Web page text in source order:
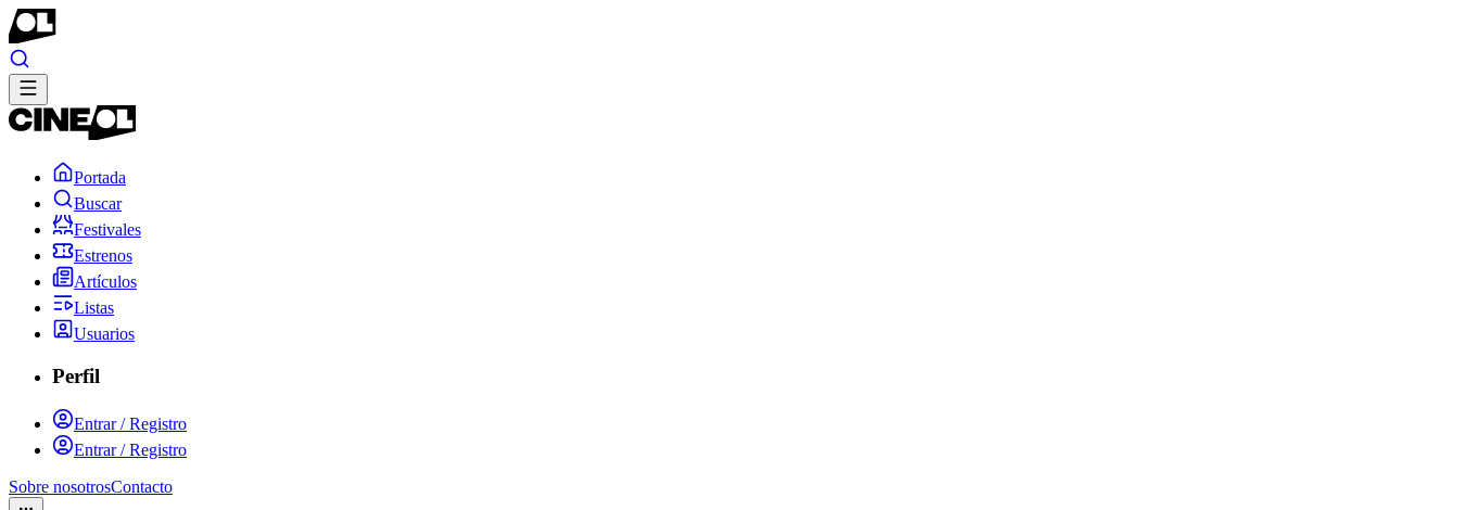
Portada
Buscar
Festivales
Estrenos
Artículos
Listas
Usuarios
Perfil
Entrar / Registro
Entrar / Registro
Sobre nosotrosContacto